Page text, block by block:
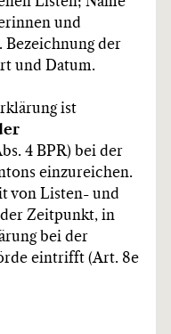
und
Bezeichnung der
und Datum.
ist
4 BPR) bei der
einzureichen.
von Listen- und
Zeitpunkt, in
bei der
eintrifft (Art. 8e